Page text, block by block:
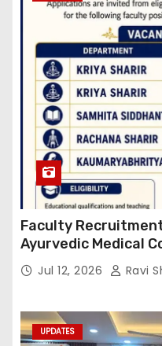
Faculty
Ayurvedic Medical
Road ,Siwan
Jul 12, 2026 Ravi
UPDATES